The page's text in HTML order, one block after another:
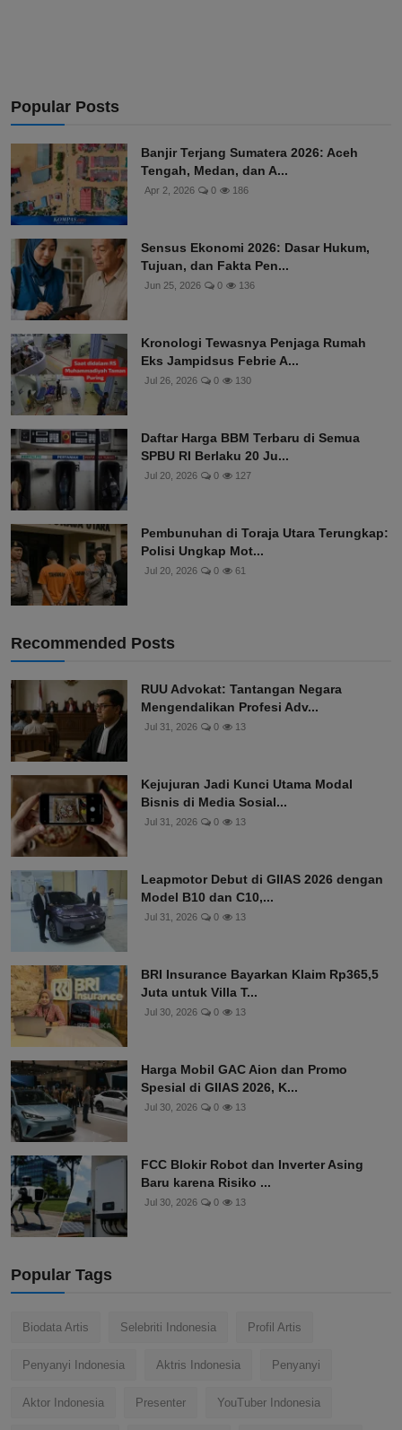
Popular Posts
Banjir Terjang Sumatera 2026: Aceh
Tengah, Medan, dan A...
Apr 2, 2026 0 186
Sensus Ekonomi 2026: Dasar Hukum,
Tujuan, dan Fakta Pen...
Jun 25, 2026 0 136
Kronologi Tewasnya Penjaga Rumah
Eks Jampidsus Febrie A...
Jul 26, 2026 0 130
Daftar Harga BBM Terbaru di Semua
SPBU RI Berlaku 20 Ju...
Jul 20, 2026 0 127
Pembunuhan di Toraja Utara Terungkap:
Polisi Ungkap Mot...
Jul 20, 2026 0 61
Recommended Posts
RUU Advokat: Tantangan Negara
Mengendalikan Profesi Adv...
Jul 31, 2026 0 13
Kejujuran Jadi Kunci Utama Modal
Bisnis di Media Sosial...
Jul 31, 2026 0 13
Leapmotor Debut di GIIAS 2026 dengan
Model B10 dan C10,...
Jul 31, 2026 0 13
BRI Insurance Bayarkan Klaim Rp365,5
Juta untuk Villa T...
Jul 30, 2026 0 13
Harga Mobil GAC Aion dan Promo
Spesial di GIIAS 2026, K...
Jul 30, 2026 0 13
FCC Blokir Robot dan Inverter Asing
Baru karena Risiko ...
Jul 30, 2026 0 13
Popular Tags
Biodata Artis Selebriti Indonesia Profil Artis
Penyanyi Indonesia Aktris Indonesia Penyanyi
Aktor Indonesia Presenter YouTuber Indonesia